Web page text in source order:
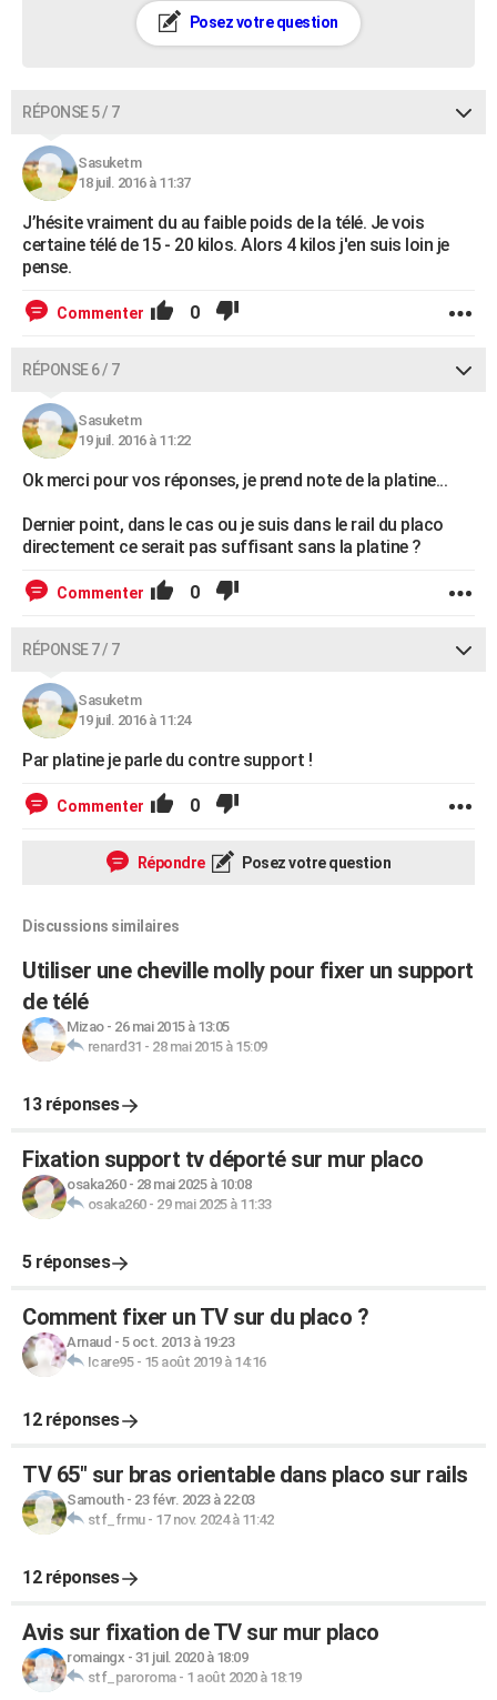
Posez votre question
RÉPONSE 5 / 7
Sasuketm
18 juil. 2016 à 11:37
J’hésite vraiment du au faible poids de la télé. Je vois
certaine télé de 15 - 20 kilos. Alors 4 kilos j'en suis loin je
pense.
Commenter 0
RÉPONSE 6 / 7
Sasuketm
19 juil. 2016 à 11:22
Ok merci pour vos réponses, je prend note de la platine...
Dernier point, dans le cas ou je suis dans le rail du placo
directement ce serait pas suffisant sans la platine ?
Commenter 0
RÉPONSE 7 / 7
Sasuketm
19 juil. 2016 à 11:24
Par platine je parle du contre support !
Commenter 0
Répondre Posez votre question
Discussions similaires
Utiliser une cheville molly pour fixer un support
de télé
Mizao- 26 mai 2015 à 13:05
renard31 - 28 mai 2015 à 15:09
13 réponses
Fixation support tv déporté sur mur placo
osaka260- 28 mai 2025 à 10:08
osaka260- 29 mai 2025 à 11:33
5 réponses
Comment fixer un TV sur du placo ?
Arnaud - 5 oct. 2013 à 19:23
Icare95- 15 août 2019 à 14:16
12 réponses
TV 65" sur bras orientable dans placo sur rails
Samouth- 23 févr. 2023 à 22:03
stf_frmu- 17 nov. 2024 à 11:42
12 réponses
Avis sur fixation de TV sur mur placo
romaingx - 31 juil. 2020 à 18:09
stf_paroroma- 1 août 2020 à 18:19